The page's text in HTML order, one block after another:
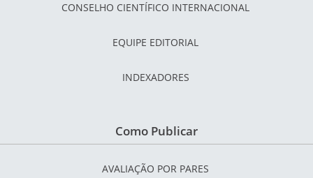
CONSELHO CIENTÍFICO INTERNACIONAL
EQUIPE EDITORIAL
INDEXADORES
Como Publicar
AVALIAÇÃO POR PARES